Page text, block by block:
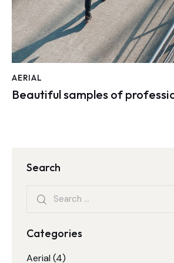
AERIAL
Beautiful samples of
Search
Categories
Aerial (4)